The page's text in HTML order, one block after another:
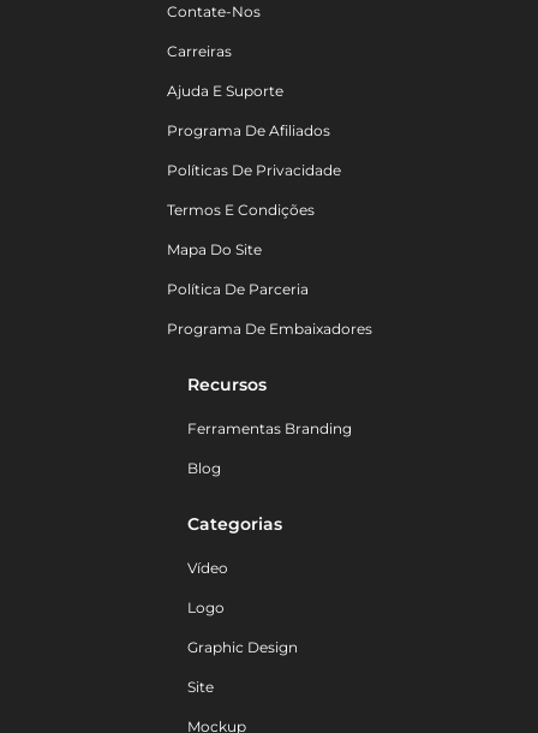
Contate-Nos
Carreiras
Ajuda E Suporte
Programa De Afiliados
Políticas De Privacidade
Termos E Condições
Mapa Do Site
Política De Parceria
Programa De Embaixadores
Recursos
Ferramentas Branding
Blog
Categorias
Vídeo
Logo
Graphic Design
Site
Mockup